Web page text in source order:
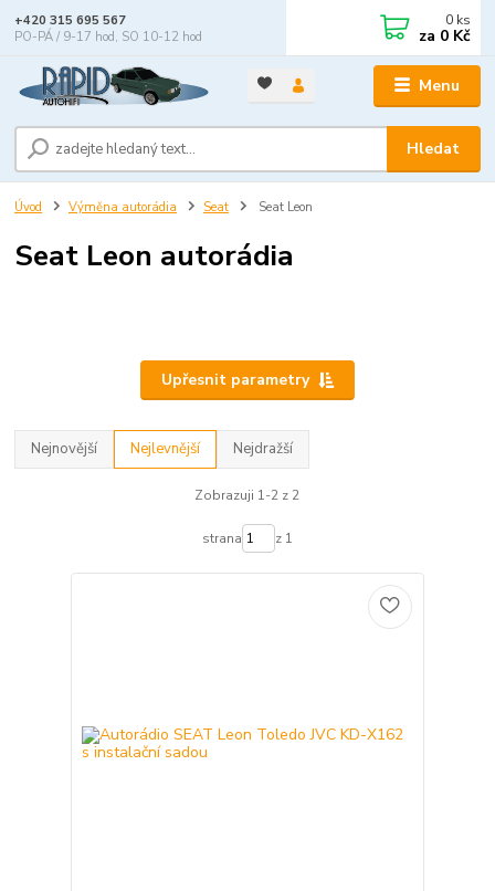
Menu
Hledat
+420 315 695 567
PO-PÁ / 9-17 hod, SO 10-12 hod
0 ks
za 0 Kč
Úvod Výměna autorádia Seat Seat Leon
Seat Leon autorádia
Upřesnit parametry
Nejnovější Nejlevnější Nejdražší
Zobrazuji 1-2 z 2
strana z 1